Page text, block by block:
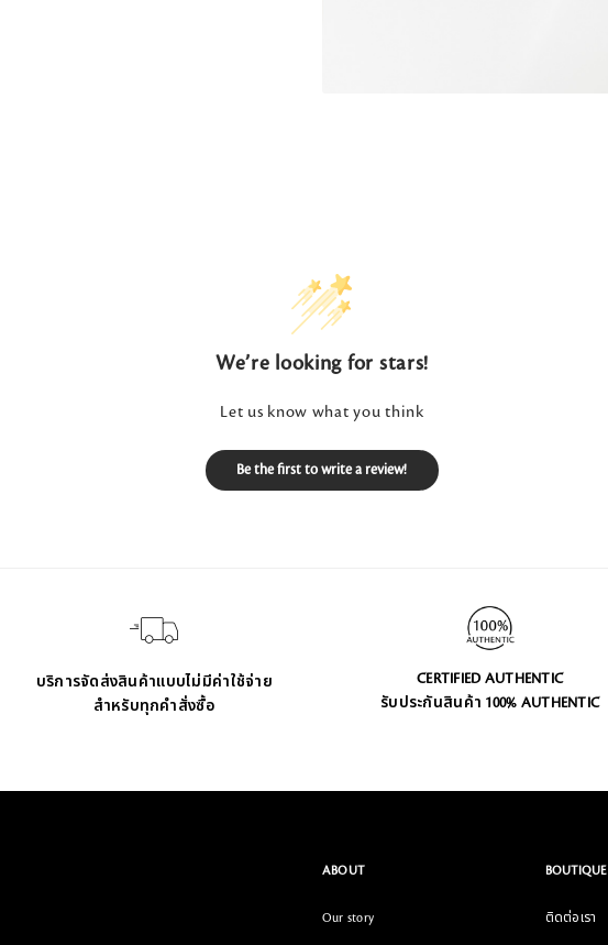
We’re looking for stars!
Let us know what you think
Be the first to write a review!
บริการจัดส่งสินค้าแบบไม่มีค่าใช้จ่าย
สำหรับทุกคำสั่งซื้อ
CERTIFIED AUTHENTIC
รับประกันสินค้า 100% AUTHENTIC
ABOUT
Our story
BOUTIQUE
ติดต่อเรา